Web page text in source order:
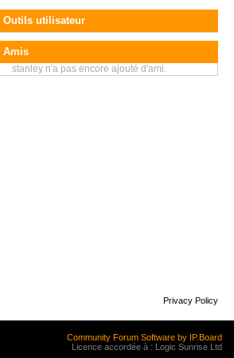
Outils utilisateur
Amis
stanley n'a pas encore ajouté d'ami.
Privacy Policy
Community Forum Software by IP.Board
Licence accordée à : Logic Sunrise Ltd